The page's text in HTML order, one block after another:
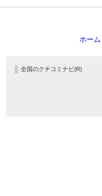
ホーム
全国のクチコミナビ(R)